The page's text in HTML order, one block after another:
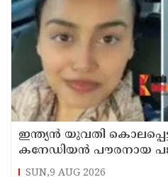
ഇന്ത്യന്‍ യുവതി
കനേഡിയന്‍ പൗരനായ
SUN,9 AUG 2026